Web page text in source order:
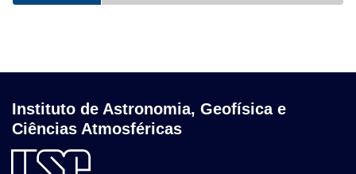
Instituto de Astronomia, Geofísica e
Ciências Atmosféricas